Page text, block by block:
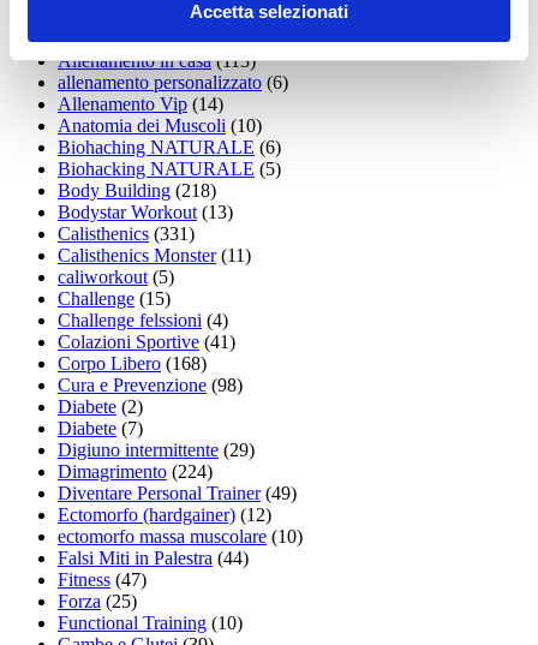
Accetta selezionati
Allenamento funzionale(6)
Allenamento ibrido(9)
Allenamento in casa(113)
allenamento personalizzato (6)
Allenamento Vip (14)
Anatomia dei Muscoli (10)
Biohaching NATURALE (6)
Biohacking NATURALE (5)
Body Building (218)
Bodystar Workout(13)
Calisthenics (331)
Calisthenics Monster(11)
caliworkout(5)
Challenge (15)
Challenge felssioni (4)
Colazioni Sportive (41)
Corpo Libero (168)
Cura e Prevenzione (98)
Diabete (2)
Diabete (7)
Digiuno intermittente (29)
Dimagrimento (224)
Diventare Personal Trainer(49)
Ectomorfo (hardgainer) (12)
ectomorfo massa muscolare (10)
Falsi Miti in Palestra (44)
Fitness (47)
Forza (25)
Functional Training (10)